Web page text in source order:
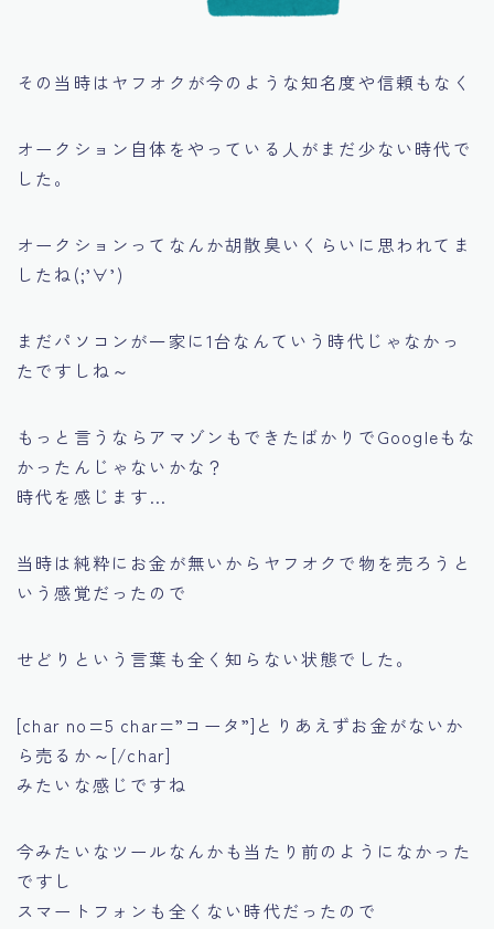
その当時はヤフオクが今のような知名度や信頼もなく
オークション自体をやっている人がまだ少ない時代で
した。
オークションってなんか胡散臭いくらいに思われてま
したね(;’∀’)
まだパソコンが一家に1台なんていう時代じゃなかっ
たですしね～
もっと言うならアマゾンもできたばかりでGoogleもな
かったんじゃないかな？
時代を感じます…
当時は純粋にお金が無いからヤフオクで物を売ろうと
いう感覚だったので
せどりという言葉も全く知らない状態でした。
[char no=5 char=”コータ”]とりあえずお金がないか
ら売るか～[/char]
みたいな感じですね
今みたいなツールなんかも当たり前のようになかった
ですし
スマートフォンも全くない時代だったので